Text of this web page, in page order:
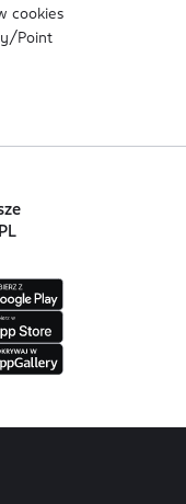
cookies
Point